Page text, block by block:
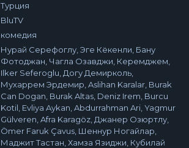
Турция
BluTV
комедия
Нурай Серефоглу, Эге Кёкенли, Бану
Фотоджан, Чагла Озавджи, Керемджем,
Ilker Seferoglu, Догу Демирколь,
Мухаррем Эрдемир, Aslihan Karalar, Burak
Can Dogan, Burak Altas, Deniz Irem, Burcu
Kotil, Evliya Aykan, Abdurrahman Ari, Yagmur
Gülveren, Afra Karagöz, Джанер Озюртлу,
Ömer Faruk Çavus, Шеннур Ногайлар,
Маджит Тастан, Хамза Язиджи, Кубилай